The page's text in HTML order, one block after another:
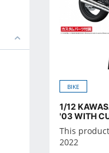
BIKE
1/12
'03 WITH
This
2022